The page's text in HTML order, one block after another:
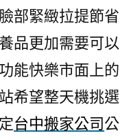
指
甲
治
療〉
部緊緻拉提節省
品更加需要可以
能快樂市面上的
希望整天機挑選
台中搬家公司公